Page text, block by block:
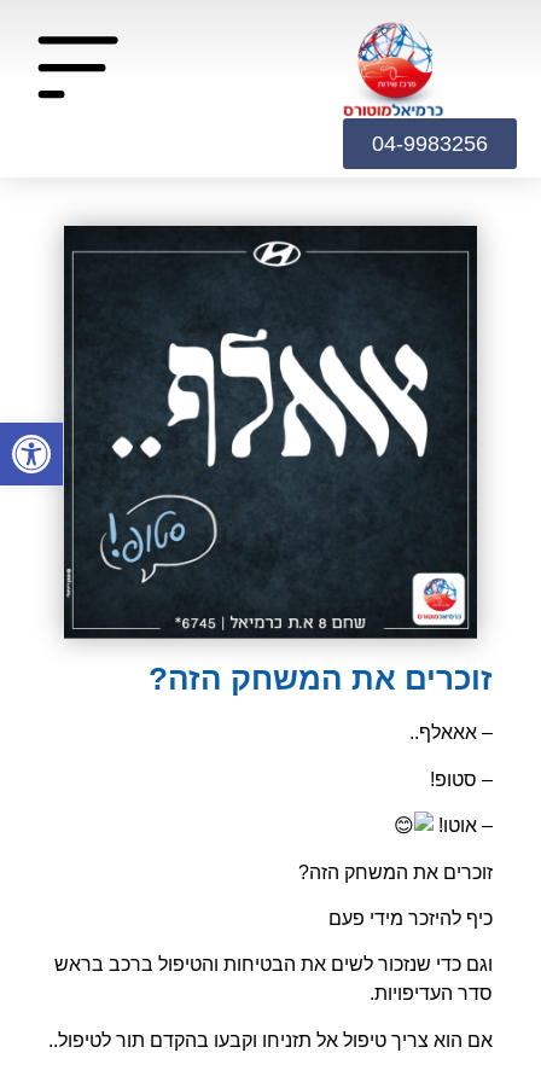
04-9983256
זוכרים את המשחק הזה?
– אאאלף..
– סטופ!
– אוטו!
זוכרים את המשחק הזה?
כיף להיזכר מידי פעם
וגם כדי שנזכור לשים את הבטיחות והטיפול ברכב בראש
סדר העדיפויות.
אם הוא צריך טיפול אל תזניחו וקבעו בהקדם תור לטיפול..